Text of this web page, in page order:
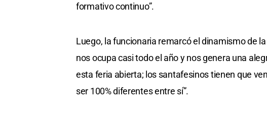
formativo continuo”.
Luego, la funcionaria remarcó el dinamismo de
nos ocupa casi todo el año y nos genera una
esta feria abierta; los santafesinos tienen que
ser 100% diferentes entre sí”.